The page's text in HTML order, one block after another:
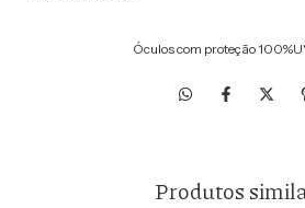
Óculos com proteção
Produtos